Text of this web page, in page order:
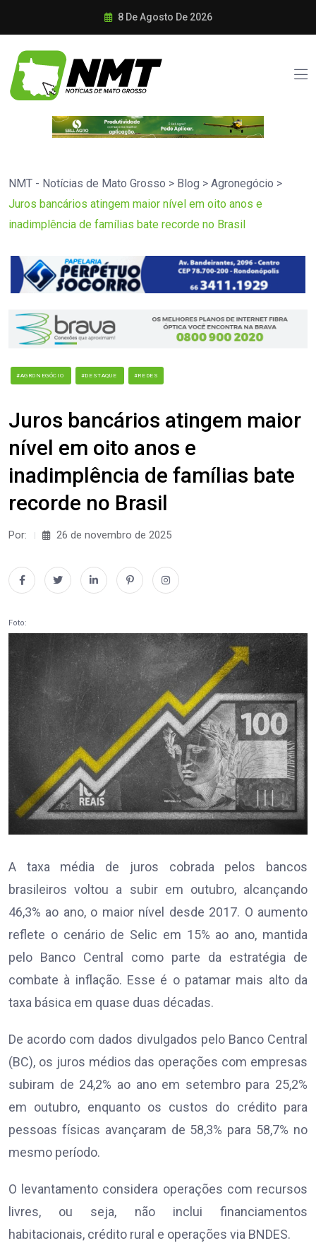
8 De Agosto De 2026
NMT - Notícias de Mato Grosso > Blog > Agronegócio >
Juros bancários atingem maior nível em oito anos e
inadimplência de famílias bate recorde no Brasil
#AGRONEGÓCIO #DESTAQUE #REDES
Juros bancários atingem maior
nível em oito anos e
inadimplência de famílias bate
recorde no Brasil
Por: 26 de novembro de 2025
Foto:
A taxa média de juros cobrada pelos bancos
brasileiros voltou a subir em outubro, alcançando
46,3% ao ano, o maior nível desde 2017. O aumento
reflete o cenário de Selic em 15% ao ano, mantida
pelo Banco Central como parte da estratégia de
combate à inflação. Esse é o patamar mais alto da
taxa básica em quase duas décadas.
De acordo com dados divulgados pelo Banco Central
(BC), os juros médios das operações com empresas
subiram de 24,2% ao ano em setembro para 25,2%
em outubro, enquanto os custos do crédito para
pessoas físicas avançaram de 58,3% para 58,7% no
mesmo período.
O levantamento considera operações com recursos
livres, ou seja, não inclui financiamentos
habitacionais, crédito rural e operações via BNDES.